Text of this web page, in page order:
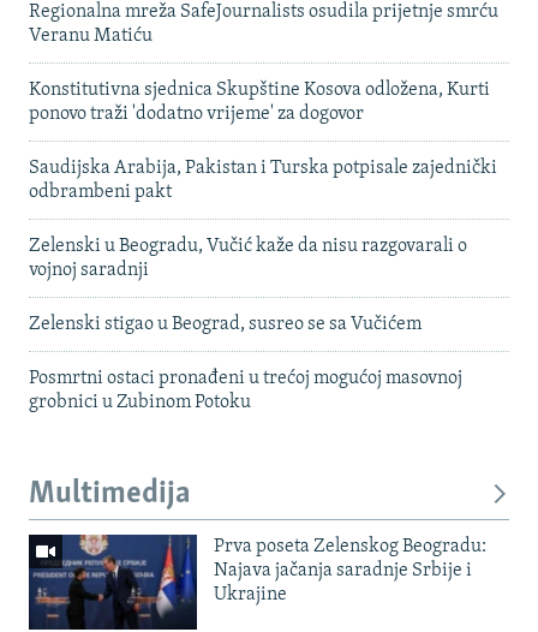
Regionalna mreža SafeJournalists osudila prijetnje smrću
Veranu Matiću
Konstitutivna sjednica Skupštine Kosova odložena, Kurti
ponovo traži 'dodatno vrijeme' za dogovor
Saudijska Arabija, Pakistan i Turska potpisale zajednički
odbrambeni pakt
Zelenski u Beogradu, Vučić kaže da nisu razgovarali o
vojnoj saradnji
Zelenski stigao u Beograd, susreo se sa Vučićem
Posmrtni ostaci pronađeni u trećoj mogućoj masovnoj
grobnici u Zubinom Potoku
Multimedija
Prva poseta Zelenskog Beogradu:
Najava jačanja saradnje Srbije i
Ukrajine